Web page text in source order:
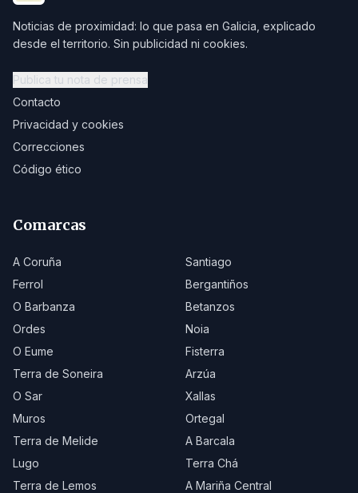
Noticias de proximidad: lo que pasa en Galicia, explicado
desde el territorio. Sin publicidad ni cookies.
Publica tu nota de prensa
Contacto
Privacidad y cookies
Correcciones
Código ético
Comarcas
A Coruña
Santiago
Ferrol
Bergantiños
O Barbanza
Betanzos
Ordes
Noia
O Eume
Fisterra
Terra de Soneira
Arzúa
O Sar
Xallas
Muros
Ortegal
Terra de Melide
A Barcala
Lugo
Terra Chá
Terra de Lemos
A Mariña Central